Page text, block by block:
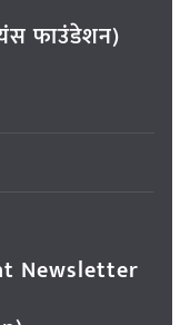
फाउंडेशन)
Newsletter